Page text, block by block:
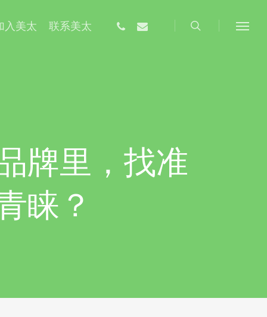
入美太 联系美太 phoneemail
菜
牌里，找准
睐？